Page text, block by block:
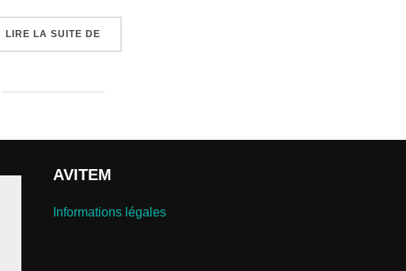
LIRE LA SUITE DE
AVITEM
Informations légales